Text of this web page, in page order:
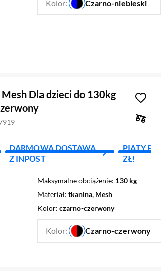
Kolor: Czarno-niebieski
Dla dzieci do 130kg
DARMOWA DOSTAWA
Z INPOST
PIĄTY
ZŁ!
Maksymalne obciążenie 130 kg
Materiał tkanina, Mesh
Kolor czarno-czerwony
Kolor: Czarno-czerwony